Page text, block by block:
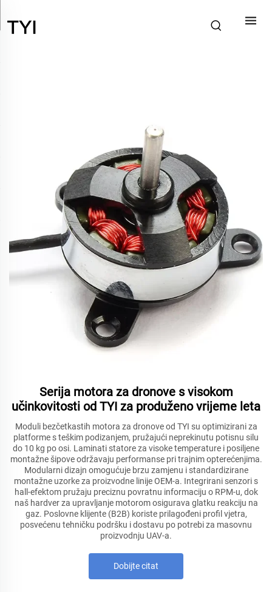
Serija motora za dronove s visokom
učinkovitosti od TYI za produženo vrijeme leta
Moduli bezčetkastih motora za dronove od TYI su optimizirani za
platforme s teškim podizanjem, pružajući neprekinutu potisnu silu
do 10 kg po osi. Laminati statore za visoke temperature i posiljene
montažne šipove održavaju performanse pri trajnim opterećenjima.
Modularni dizajn omogućuje brzu zamjenu i standardizirane
montažne uzorke za proizvodne linije OEM-a. Integrirani senzori s
hall-efektom pružaju preciznu povratnu informaciju o RPM-u, dok
naš hardver za upravljanje motorom osigurava glatku reakciju na
gaz. Poslovne klijente (B2B) koriste prilagođeni profil vjetra,
posvećenu tehničku podršku i dostavu po potrebi za masovnu
proizvodnju UAV-a.
Dobijte citat